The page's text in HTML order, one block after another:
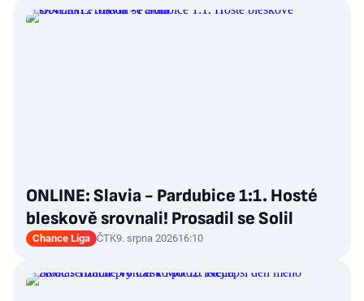
ONLINE: Slavia - Pardubice 1:1. Hosté
bleskově srovnali! Prosadil se Solil
Chance Liga ČTK9. srpna 202616:10